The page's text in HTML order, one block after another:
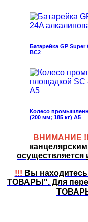
Батарейка GP
BC2
Колесо
(200 мм; 185 кг) А5
ВНИМАНИЕ
осуществляется
!!! Вы
ТОВАРЫ". Для